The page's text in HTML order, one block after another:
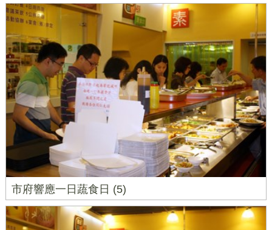
市府響應一日蔬食日 (5)